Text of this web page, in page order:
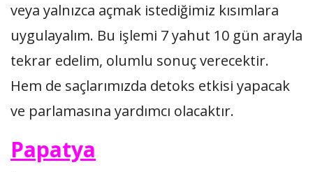
veya yalnızca açmak istediğimiz kısımlara
uygulayalım. Bu işlemi 7 yahut 10 gün arayla
tekrar edelim, olumlu sonuç verecektir.
Hem de saçlarımızda detoks etkisi yapacak
ve parlamasına yardımcı olacaktır.
Papatya